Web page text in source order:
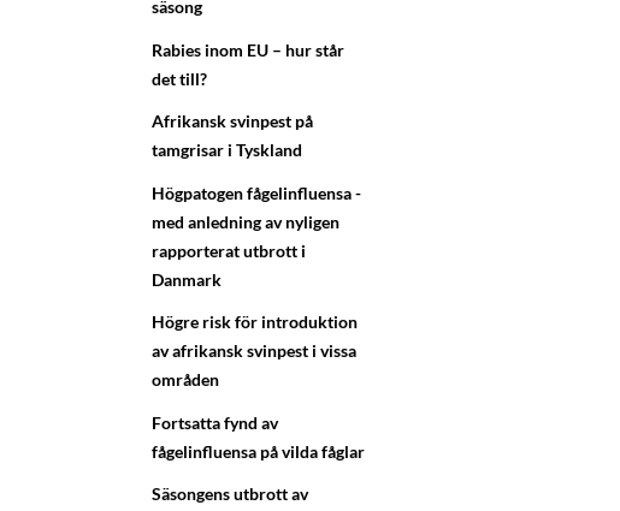
säsong
Rabies inom EU – hur står
det till?
Afrikansk svinpest på
tamgrisar i Tyskland
Högpatogen fågelinfluensa -
med anledning av nyligen
rapporterat utbrott i
Danmark
Högre risk för introduktion
av afrikansk svinpest i vissa
områden
Fortsatta fynd av
fågelinfluensa på vilda fåglar
Säsongens utbrott av